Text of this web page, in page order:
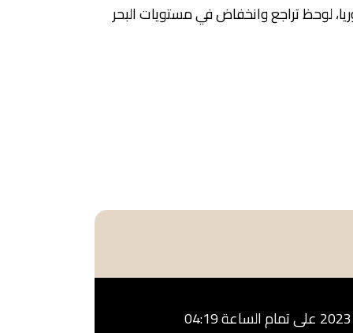
لوحظ تراجع وانخفاض في مستويات البحر
على موقع فيسبوك والذي نٌشر في 21 فبراير 2023 على تمام الساعة 04:19